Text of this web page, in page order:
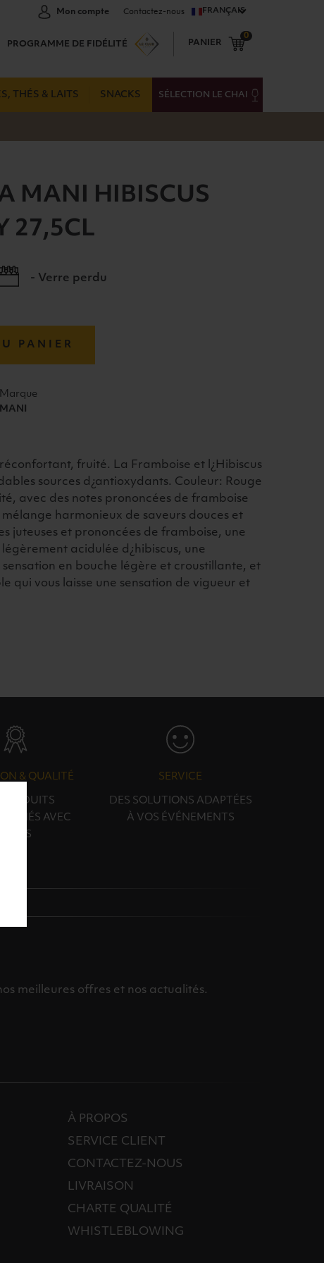
Mon compte Contactez-nous FRANÇAIS
PROGRAMME DE FIDÉLITÉ PANIER
0
THÉS & LAITS SNACKS SÉLECTION LE CHAI
MANI HIBISCUS
27,5CL
- Verre perdu
PANIER
Marque
MANI
fruité. La Framboise et l¿Hibiscus
sources d¿antioxydants. Couleur: Rouge
avec des notes prononcées de framboise
mélange harmonieux de saveurs douces et
juteuses et prononcées de framboise, une
acidulée d¿hibiscus, une
en bouche légère et croustillante, et
qui vous laisse une sensation de vigueur et
& QUALITÉ
AVEC
SOINS
SERVICE
DES SOLUTIONS ADAPTÉES
À VOS ÉVÉNEMENTS
meilleures offres et nos actualités.
À PROPOS
SERVICE CLIENT
CONTACTEZ-NOUS
LIVRAISON
CHARTE QUALITÉ
WHISTLEBLOWING